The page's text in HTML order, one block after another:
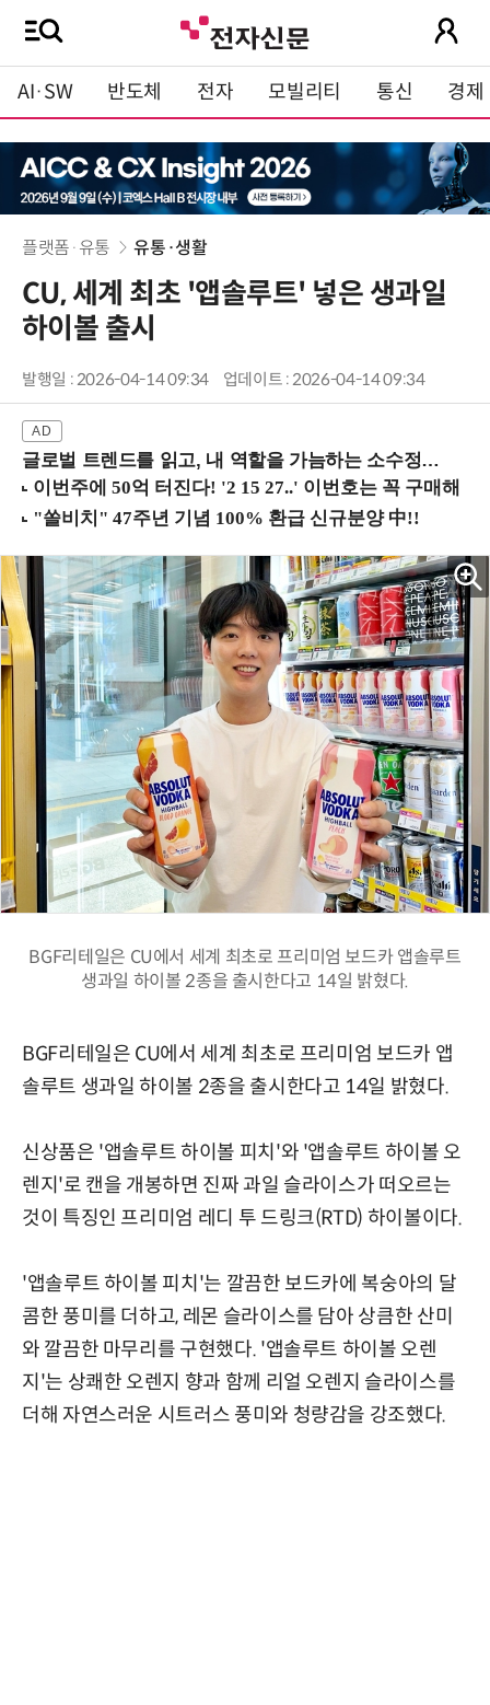
AI·SW 반도체 전자 모빌리티 통신 경제
플랫폼·유통 유통·생활
CU, 세계 최초 '앱솔루트' 넣은 생과일
하이볼 출시
발행일 : 2026-04-14 09:34 업데이트 : 2026-04-14 09:34
글로벌 트렌드를 읽고, 내 역할을 가늠하는 소수정예 실습 워크숍 (8/28 신논현역)
BGF리테일은 CU에서 세계 최초로 프리미엄 보드카 앱솔루트
생과일 하이볼 2종을 출시한다고 14일 밝혔다.
BGF리테일은 CU에서 세계 최초로 프리미엄 보드카 앱
솔루트 생과일 하이볼 2종을 출시한다고 14일 밝혔다.
신상품은 '앱솔루트 하이볼 피치'와 '앱솔루트 하이볼 오
렌지'로 캔을 개봉하면 진짜 과일 슬라이스가 떠오르는
것이 특징인 프리미엄 레디 투 드링크(RTD) 하이볼이다.
'앱솔루트 하이볼 피치'는 깔끔한 보드카에 복숭아의 달
콤한 풍미를 더하고, 레몬 슬라이스를 담아 상큼한 산미
와 깔끔한 마무리를 구현했다. '앱솔루트 하이볼 오렌
지'는 상쾌한 오렌지 향과 함께 리얼 오렌지 슬라이스를
더해 자연스러운 시트러스 풍미와 청량감을 강조했다.